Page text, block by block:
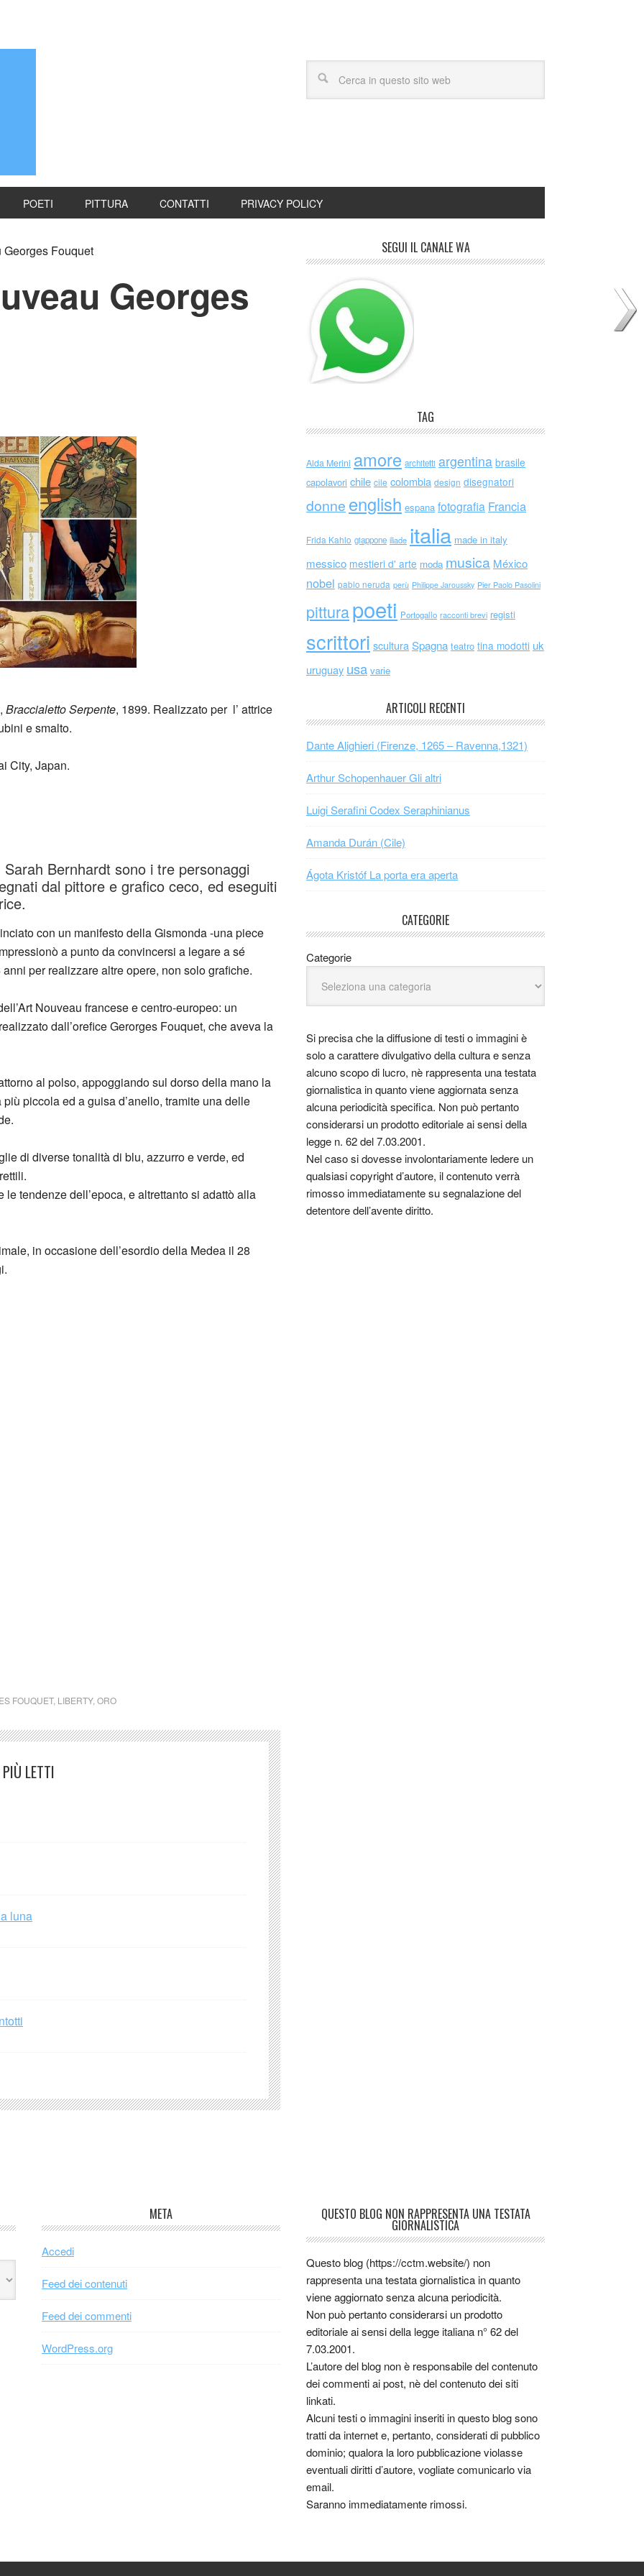
POETI PITTURA CONTATTI PRIVACY POLICY
Fouquet
Georges
Braccialetto Serpente, 1899. Realizzato per l’ attrice
e smalto.
City, Japan.
Bernhardt sono i tre personaggi
dal pittore e grafico ceco, ed eseguiti
con un manifesto della Gismonda -una piece
a punto da convincersi a legare a sé
per realizzare altre opere, non solo grafiche.
Nouveau francese e centro-europeo: un
dall’orefice Gerorges Fouquet, che aveva la
al polso, appoggiando sul dorso della mano la
piccola ed a guisa d’anello, tramite una delle
di diverse tonalità di blu, azzurro e verde, ed
tendenze dell’epoca, e altrettanto si adattò alla
in occasione dell’esordio della Medea il 28
FOUQUET, LIBERTY, ORO
PIÙ LETTI
luna
SEGUI IL CANALE WA
TAG
Alda Merini amore architetti argentina brasile
capolavori chile cile colombia design disegnatori
donne english espana fotografia Francia
Frida Kahlo giappone iliade italia made in italy
messico mestieri d' arte moda musica México
nobel pablo neruda perù Philippe Jaroussky Pier Paolo Pasolini
pitturapoeti Portogallo racconti brevi registi
scrittori scultura Spagna teatro tina modotti uk
uruguay usa varie
ARTICOLI RECENTI
Dante Alighieri (Firenze, 1265 – Ravenna,1321)
Arthur Schopenhauer Gli altri
Luigi Serafini Codex Seraphinianus
Amanda Durán (Cile)
Ágota Kristóf La porta era aperta
CATEGORIE
Categorie
Si precisa che la diffusione di testi o immagini è
solo a carattere divulgativo della cultura e senza
alcuno scopo di lucro, nè rappresenta una testata
giornalistica in quanto viene aggiornata senza
alcuna periodicità specifica. Non può pertanto
considerarsi un prodotto editoriale ai sensi della
legge n. 62 del 7.03.2001.
Nel caso si dovesse involontariamente ledere un
qualsiasi copyright d’autore, il contenuto verrà
rimosso immediatamente su segnalazione del
detentore dell’avente diritto.
META
Accedi
Feed dei contenuti
Feed dei commenti
WordPress.org
QUESTO BLOG NON RAPPRESENTA UNA TESTATA
GIORNALISTICA
Questo blog (https://cctm.website/) non
rappresenta una testata giornalistica in quanto
viene aggiornato senza alcuna periodicità.
Non può pertanto considerarsi un prodotto
editoriale ai sensi della legge italiana n° 62 del
7.03.2001.
L’autore del blog non è responsabile del contenuto
dei commenti ai post, nè del contenuto dei siti
linkati.
Alcuni testi o immagini inseriti in questo blog sono
tratti da internet e, pertanto, considerati di pubblico
dominio; qualora la loro pubblicazione violasse
eventuali diritti d’autore, vogliate comunicarlo via
email.
Saranno immediatamente rimossi.